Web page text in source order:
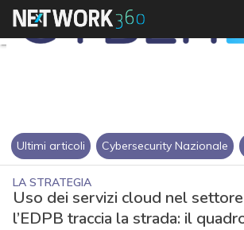
Ultimi articoli Cybersecurity Nazionale
LA STRATEGIA
Uso dei servizi cloud nel
l’EDPB traccia la strada: il